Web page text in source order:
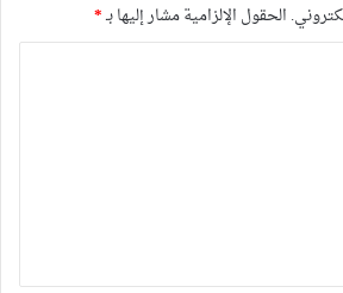
الحقول الإلزامية مشار إليها بـ*